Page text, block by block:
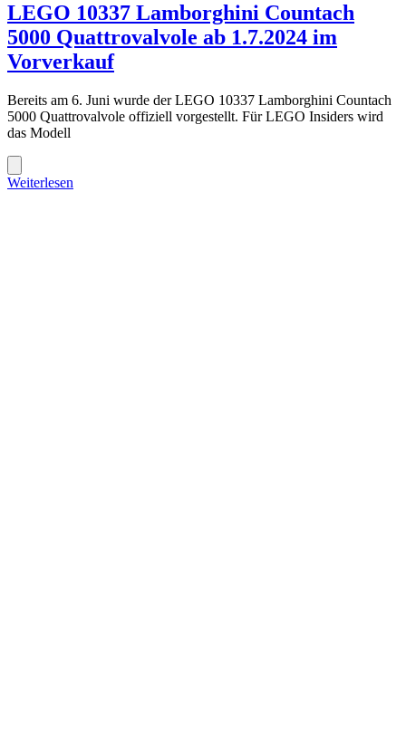
LEGO 10337 Lamborghini Countach
5000 Quattrovalvole ab 1.7.2024 im
Vorverkauf
Bereits am 6. Juni wurde der LEGO 10337 Lamborghini Countach
5000 Quattrovalvole offiziell vorgestellt. Für LEGO Insiders wird
das Modell
Weiterlesen